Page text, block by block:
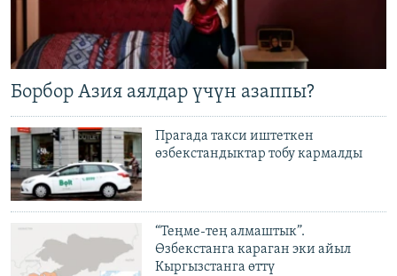
Борбор Азия аялдар үчүн азаппы?
Прагада такси иштеткен
өзбекстандыктар тобу кармалды
“Теңме-тең алмаштык”.
Өзбекстанга караган эки айыл
Кыргызстанга өттү